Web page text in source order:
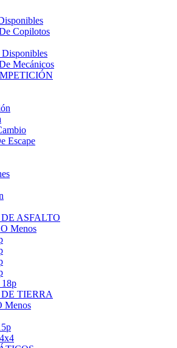
Copilotos
Mecánicos
Escape
ASFALTO
Menos
TIERRA
Menos